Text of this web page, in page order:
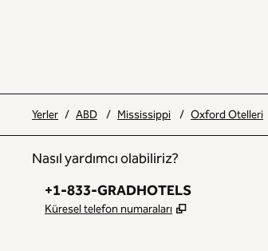
Yerler / ABD / Mississippi / Oxford Otelleri
Nasıl yardımcı olabiliriz?
Telefon:
+1-833-GRADHOTELS
Küresel telefon numaraları ,